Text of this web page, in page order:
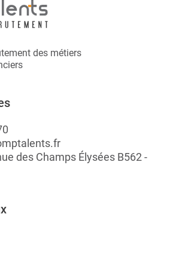
des métiers
des Champs Élysées B562 -